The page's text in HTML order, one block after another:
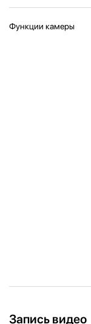
Функции камеры
Запись видео